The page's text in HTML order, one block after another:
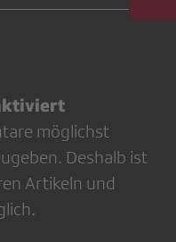
möglichst
Deshalb ist
Artikeln und